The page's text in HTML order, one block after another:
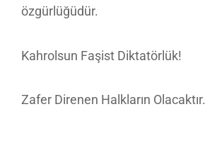
özgürlüğüdür.
Kahrolsun Faşist Diktatörlük!
Zafer Direnen Halkların Olacaktır.